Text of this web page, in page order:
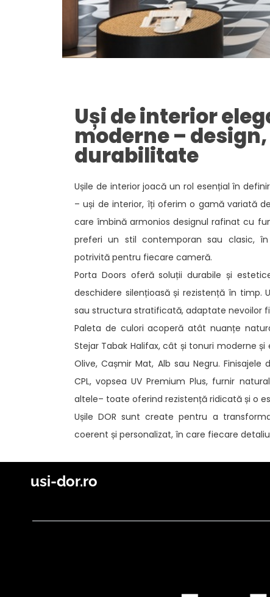
Uși de interior
moderne –
durabilitate​
Ușile de interior joacă un rol esențial în
– uși de interior, îți oferim o gamă variată
care îmbină armonios designul rafinat cu
preferi un stil contemporan sau clasic,
potrivită pentru fiecare cameră. ​
Porta Doors oferă soluții durabile și
deschidere silențioasă și rezistență în timp.
sau structura stratificată, adaptate nevoilor
Paleta de culori acoperă atât nuanțe
Stejar Tabak Halifax, cât și tonuri moderne
Olive, Cașmir Mat, Alb sau Negru.
CPL, vopsea UV Premium Plus, furnir
altele– toate oferind rezistență ridicată și o
Ușile DOR sunt create pentru a
coerent și personalizat, în care fiecare
usi-dor.ro